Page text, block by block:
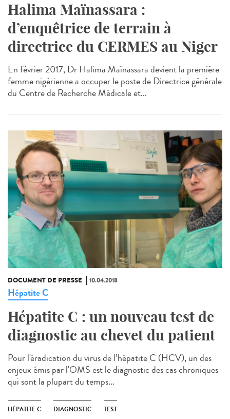
Halima Maïnassara :
d’enquêtrice de terrain à
directrice du CERMES au Niger
En février 2017, Dr Halima Maïnassara devient la première
femme nigérienne a occuper le poste de Directrice générale
du Centre de Recherche Médicale et...
DOCUMENT DE PRESSE 10.04.2018
Hépatite C
Hépatite C : un nouveau test de
diagnostic au chevet du patient
Pour l'éradication du virus de l’hépatite C (HCV), un des
enjeux émis par l'OMS est le diagnostic des cas chroniques
qui sont la plupart du temps...
HÉPATITE C DIAGNOSTIC TEST